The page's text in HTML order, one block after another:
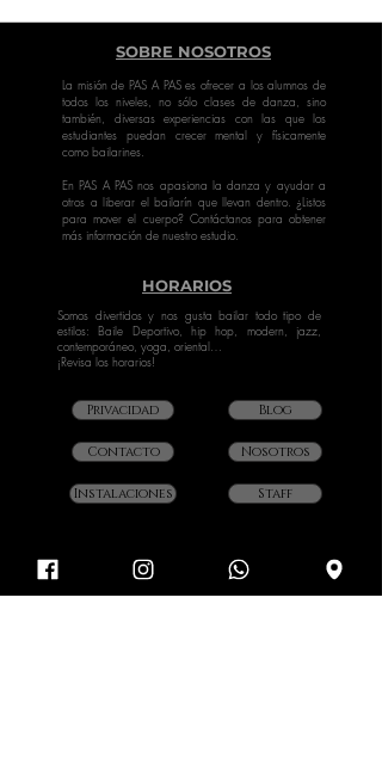
SOBRE NOSOTROS
La misión de PAS A PAS es ofrecer a los alumnos de
todos los niveles, no sólo clases de danza, sino
también, diversas experiencias con las que los
estudiantes puedan crecer mental y físicamente
como bailarines.
En PAS A PAS nos apasiona la danza y ayudar a
otros a liberar el bailarín que llevan dentro. ¿Listos
para mover el cuerpo? Contáctanos para obtener
más información de nuestro estudio.
HORARIOS
Somos divertidos y nos gusta bailar todo tipo de
estilos: Baile Deportivo, hip hop, modern, jazz,
contemporáneo, yoga, oriental…
¡Revisa los horarios!
Privacidad
Contacto
Instalaciones
Blog
Nosotros
Staff